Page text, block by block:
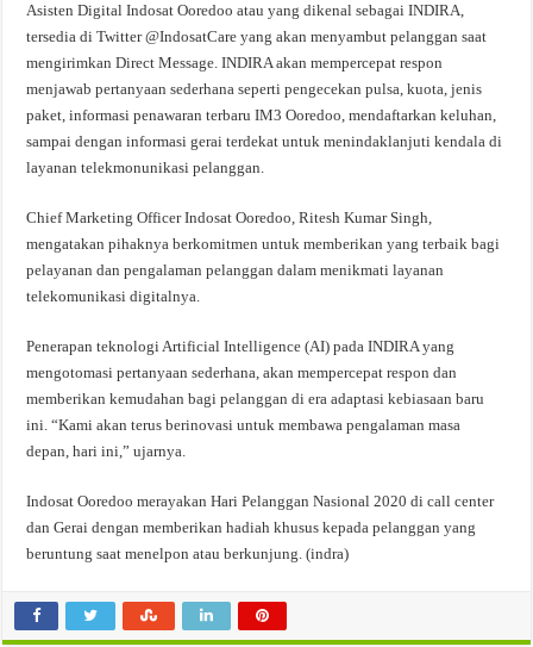
Asisten Digital Indosat Ooredoo atau yang dikenal sebagai INDIRA,
tersedia di Twitter @IndosatCare yang akan menyambut pelanggan saat
mengirimkan Direct Message. INDIRA akan mempercepat respon
menjawab pertanyaan sederhana seperti pengecekan pulsa, kuota, jenis
paket, informasi penawaran terbaru IM3 Ooredoo, mendaftarkan keluhan,
sampai dengan informasi gerai terdekat untuk menindaklanjuti kendala di
layanan telekmonunikasi pelanggan.
Chief Marketing Officer Indosat Ooredoo, Ritesh Kumar Singh,
mengatakan pihaknya berkomitmen untuk memberikan yang terbaik bagi
pelayanan dan pengalaman pelanggan dalam menikmati layanan
telekomunikasi digitalnya.
Penerapan teknologi Artificial Intelligence (AI) pada INDIRA yang
mengotomasi pertanyaan sederhana, akan mempercepat respon dan
memberikan kemudahan bagi pelanggan di era adaptasi kebiasaan baru
ini. “Kami akan terus berinovasi untuk membawa pengalaman masa
depan, hari ini,” ujarnya.
Indosat Ooredoo merayakan Hari Pelanggan Nasional 2020 di call center
dan Gerai dengan memberikan hadiah khusus kepada pelanggan yang
beruntung saat menelpon atau berkunjung. (indra)